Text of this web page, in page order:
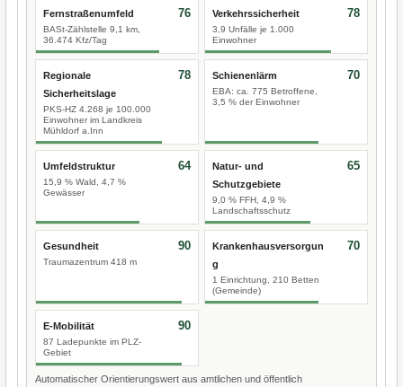
Fernstraßenumfeld
BASt-Zählstelle 9,1 km,
36.474 Kfz/Tag
76 Verkehrssicherheit
3,9 Unfälle je 1.000
Einwohner
78
Regionale
Sicherheitslage
PKS-HZ 4.268 je 100.000
Einwohner im Landkreis
Mühldorf a.Inn
78 Schienenlärm
EBA: ca. 775 Betroffene,
3,5 % der Einwohner
70
Umfeldstruktur
15,9 % Wald, 4,7 %
Gewässer
64
Natur- und
Schutzgebiete
9,0 % FFH, 4,9 %
Landschaftsschutz
65
Gesundheit
Traumazentrum 418 m
90
Krankenhausversorgun
g
1 Einrichtung, 210 Betten
(Gemeinde)
70
E-Mobilität
87 Ladepunkte im PLZ-
Gebiet
90
Automatischer Orientierungswert aus amtlichen und öffentlich